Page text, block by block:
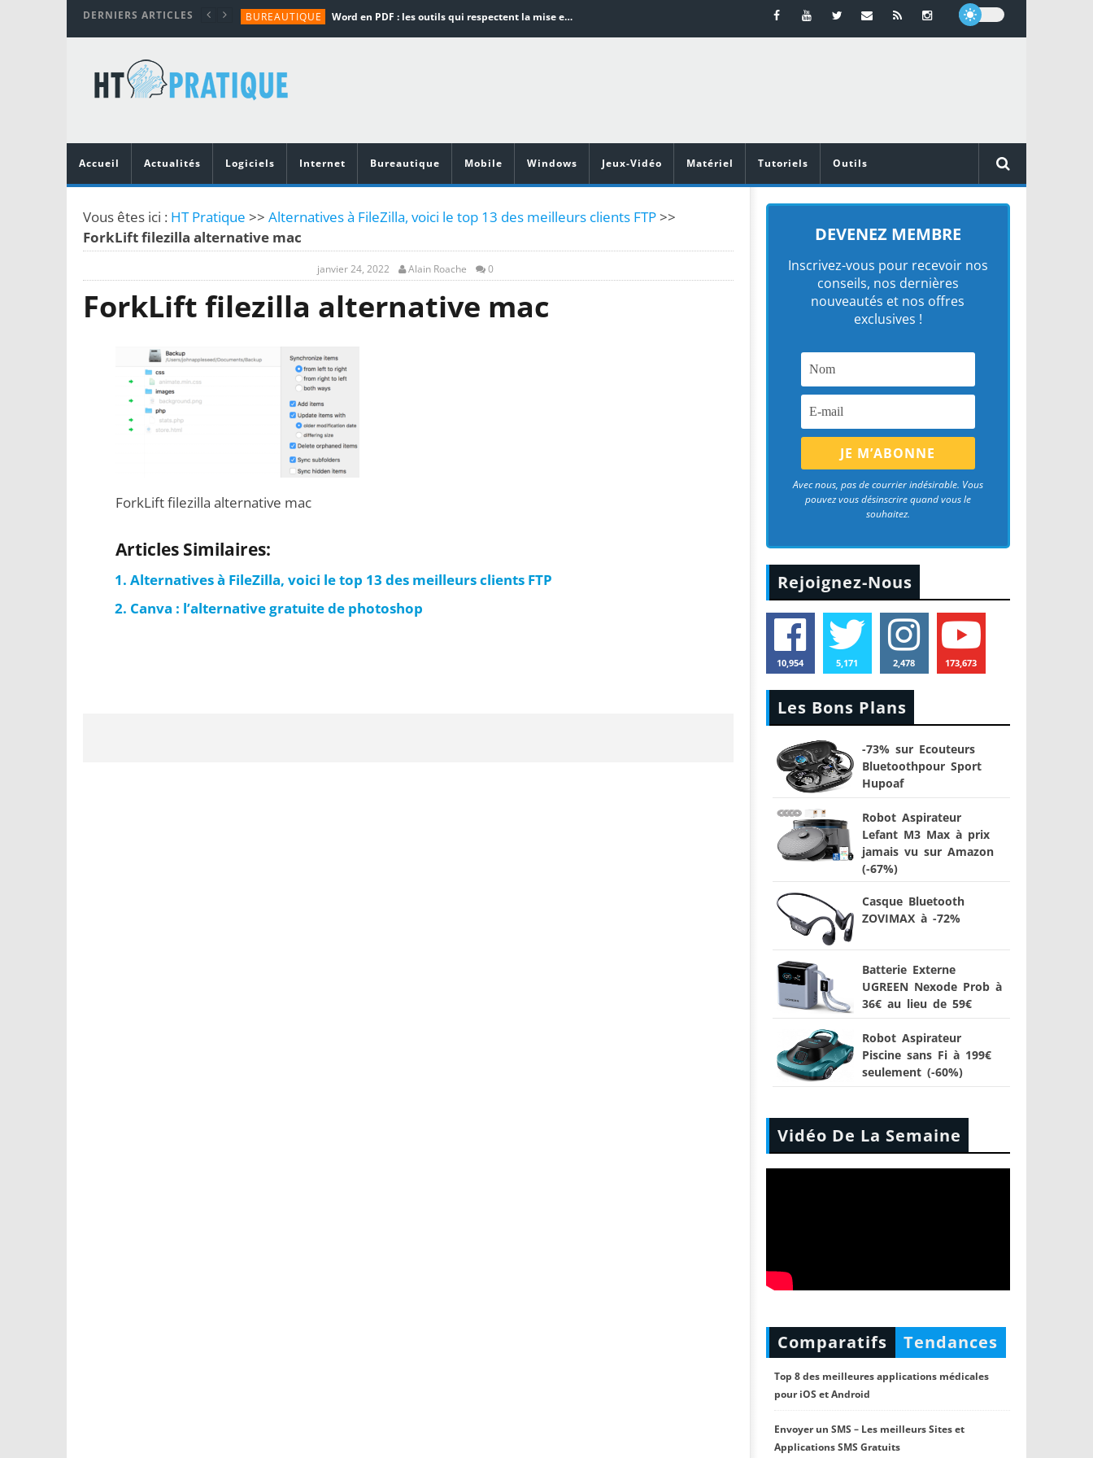
DERNIERS ARTICLES BUREAUTIQUE Word en PDF : les outils qui respectent la mise en page
TUTORIALS
MATÉRIEL
Vidéoprojecteurs Asus : Top 6 des meilleurs modèles de la marque
Accueil
Actualités Logiciels Internet Bureautique Mobile Windows Jeux-Vidéo Matériel Tutoriels Outils
Vous êtes ici : HT Pratique >> Alternatives à FileZilla, voici le top 13 des meilleurs clients FTP>>
ForkLift filezilla alternative mac
janvier 24, 2022 Alain Roache 0
ForkLift filezilla alternative mac
ForkLift filezilla alternative mac
Articles Similaires:
Alternatives à FileZilla, voici le top 13 des meilleurs clients FTP
Canva : l’alternative gratuite de photoshop
DEVENEZ MEMBRE
Inscrivez-vous pour recevoir nos
conseils, nos dernières
nouveautés et nos offres
exclusives !
Avec nous, pas de courrier indésirable. Vous
pouvez vous désinscrire quand vous le
souhaitez.
Rejoignez-Nous
10,954 5,171 2,478 173,673
Les Bons Plans
-73% sur Ecouteurs
Bluetoothpour Sport
Hupoaf
Robot Aspirateur
Lefant M3 Max à prix
jamais vu sur Amazon
(-67%)
Casque Bluetooth
ZOVIMAX à -72%
Batterie Externe
UGREEN Nexode Prob à
36€ au lieu de 59€
Robot Aspirateur
Piscine sans Fi à 199€
seulement (-60%)
Vidéo De La Semaine
Comparatifs Tendances
Top 8 des meilleures applications médicales
pour iOS et Android
Envoyer un SMS – Les meilleurs Sites et
Applications SMS Gratuits